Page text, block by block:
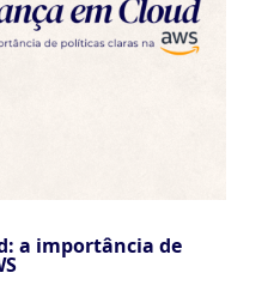
a importância de